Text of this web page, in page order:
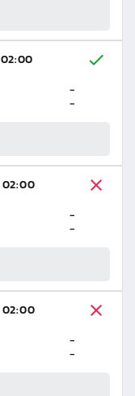
02:00
-
-
02:00
-
-
02:00
-
-